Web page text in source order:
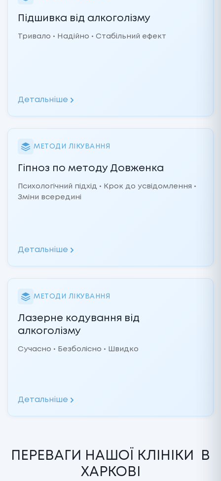
Підшивка від алкоголізму
Тривало • Надійно • Стабільний ефект
Детальніше
МЕТОДИ ЛІКУВАННЯ
Гіпноз по методу Довженка
Психологічний підхід • Крок до усвідомлення •
Зміни всередині
Детальніше
МЕТОДИ ЛІКУВАННЯ
Лазерне кодування від
алкоголізму
Сучасно • Безболісно • Швидко
Детальніше
ПЕРЕВАГИ НАШОЇ КЛІНІКИ
В
ХАРКОВІ